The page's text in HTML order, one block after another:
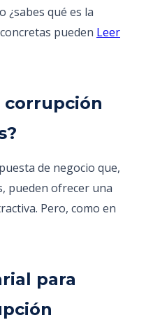
¿sabes qué es la
pueden Leer
corrupción
de negocio que,
pueden ofrecer una
Pero, como en
para